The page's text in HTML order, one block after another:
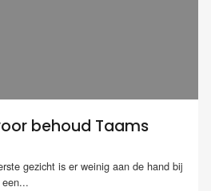
behoud Taams
gezicht is er weinig aan de hand bij